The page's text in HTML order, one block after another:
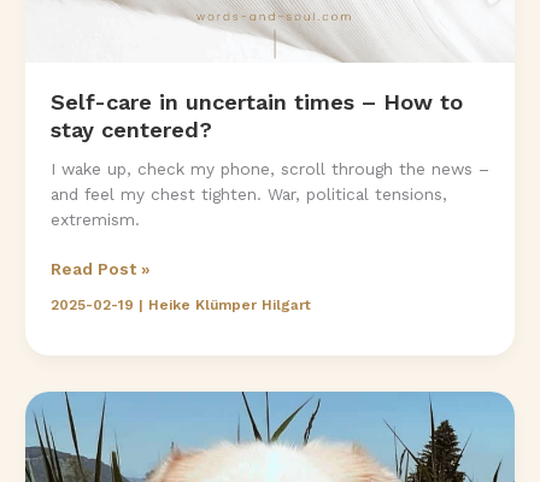
Self-care in uncertain times – How to
stay centered?
I wake up, check my phone, scroll through the news –
and feel my chest tighten. War, political tensions,
extremism.
Self-
–
How
to
stay
Read Post »
2025-02-19 | Heike Klümper Hilgart